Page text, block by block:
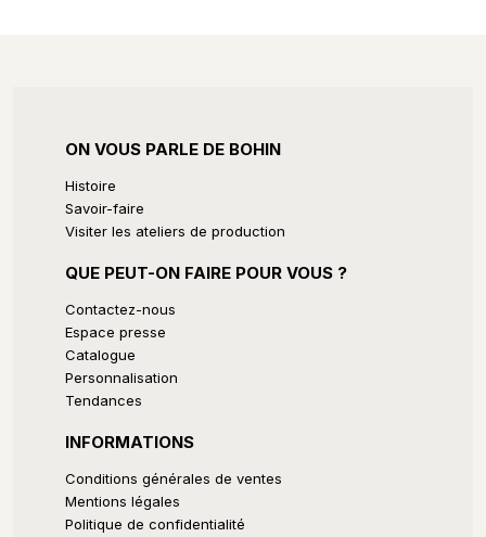
ON VOUS PARLE DE BOHIN
Histoire
Savoir-faire
Visiter les ateliers de production
QUE PEUT-ON FAIRE POUR VOUS ?
Contactez-nous
Espace presse
Catalogue
Personnalisation
Tendances
INFORMATIONS
Conditions générales de ventes
Mentions légales
Politique de confidentialité